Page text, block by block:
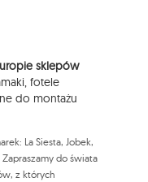
i przechowywane do
danych osobowych,
oraz prawo do
cofnięcia zgody w
z prawem przetwarzania,
cofnięciem. W tym celu
Mouton Interactive pod
sklepów
fotele
do montażu
La Siesta, Jobek,
do świata
z których